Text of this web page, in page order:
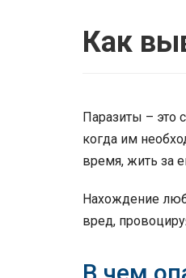
Как
Паразиты – это
когда им
время, жить за
Нахождение
вред,